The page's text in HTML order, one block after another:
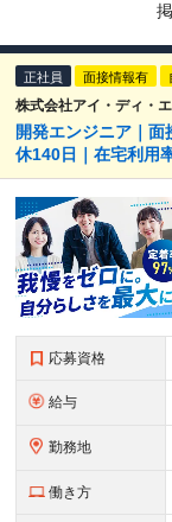
正社員 面接情報有
株式会社アイ・ディ・
開発エンジニア｜
休140日｜在宅利用
応募資格
給与
勤務地
働き方